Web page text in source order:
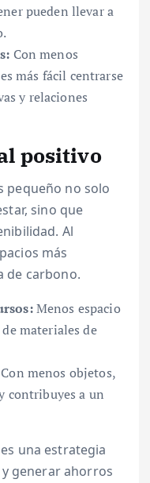
pueden llevar a
Con menos
más fácil centrarse
y relaciones
positivo
pequeño no solo
sino que
Al
más
de carbono.
Menos espacio
materiales de
Con menos objetos,
contribuyes a un
una estrategia
generar ahorros